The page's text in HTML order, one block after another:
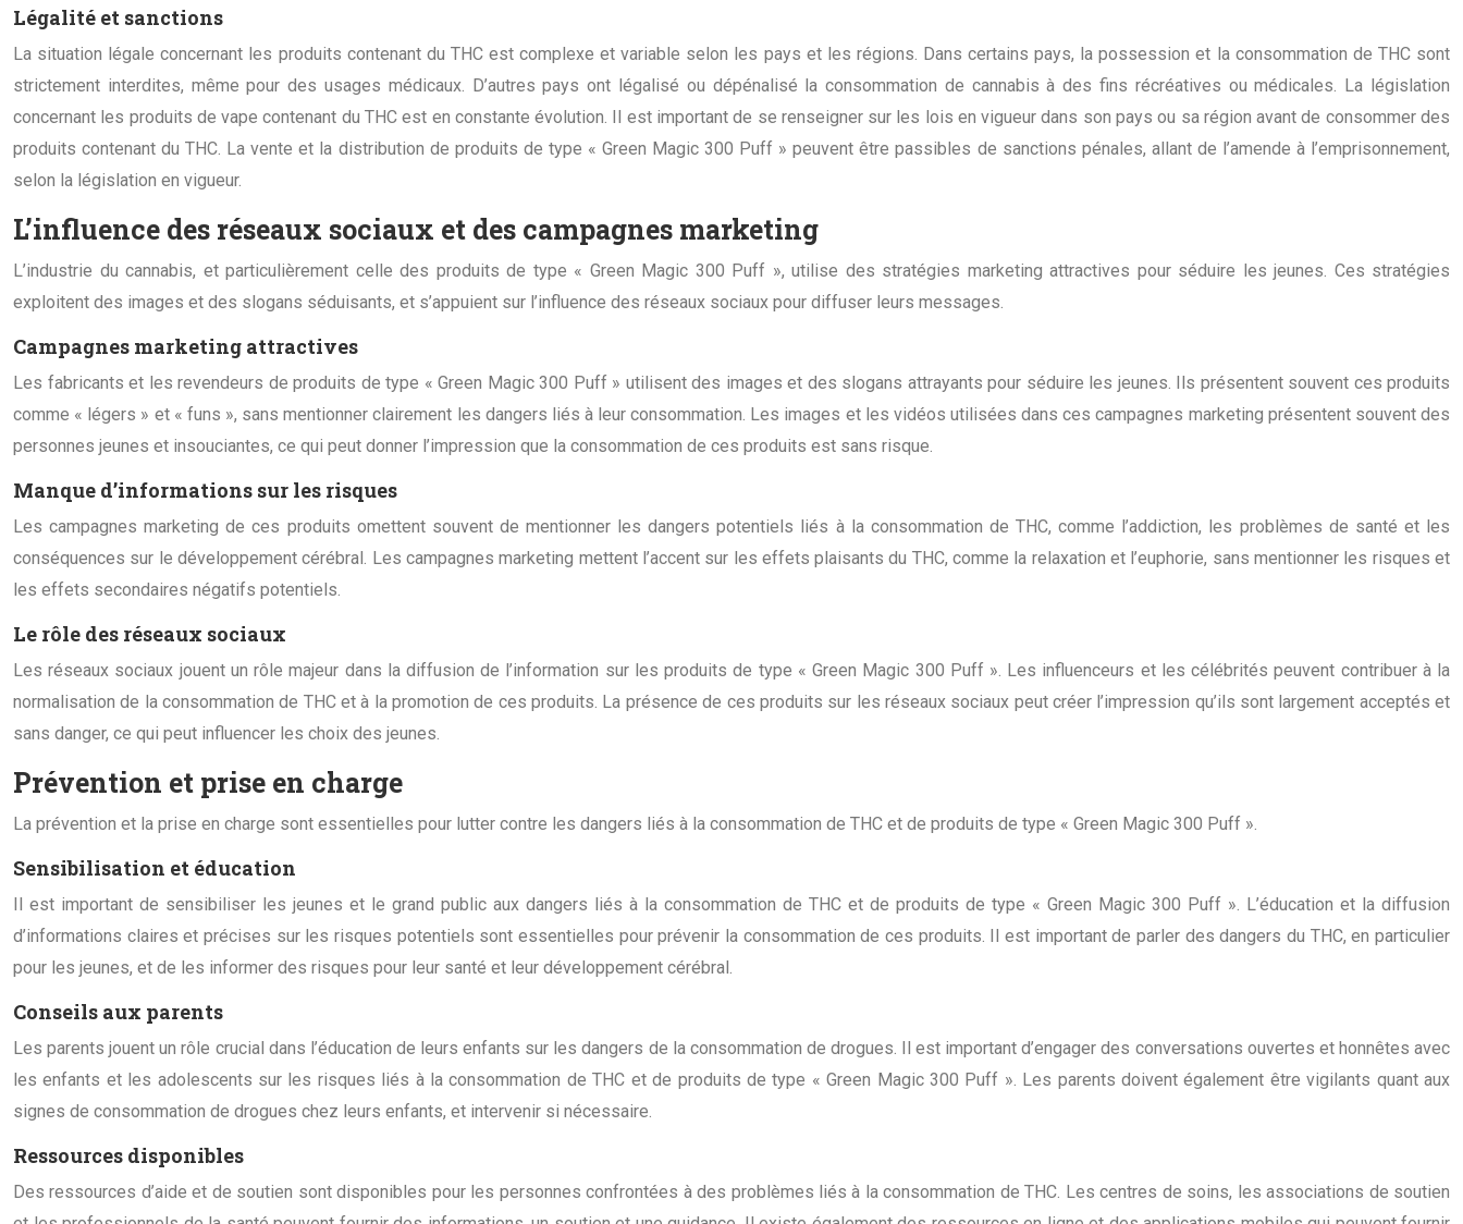
Légalité et sanctions
La situation légale concernant les produits contenant du THC est complexe et variable selon les pays et les régions. Dans certains pays, la possession et la consommation de THC sont
strictement interdites, même pour des usages médicaux. D’autres pays ont légalisé ou dépénalisé la consommation de cannabis à des fins récréatives ou médicales. La législation
concernant les produits de vape contenant du THC est en constante évolution. Il est important de se renseigner sur les lois en vigueur dans son pays ou sa région avant de consommer des
produits contenant du THC. La vente et la distribution de produits de type « Green Magic 300 Puff » peuvent être passibles de sanctions pénales, allant de l’amende à l’emprisonnement,
selon la législation en vigueur.
L’influence des réseaux sociaux et des campagnes marketing
L’industrie du cannabis, et particulièrement celle des produits de type « Green Magic 300 Puff », utilise des stratégies marketing attractives pour séduire les jeunes. Ces stratégies
exploitent des images et des slogans séduisants, et s’appuient sur l’influence des réseaux sociaux pour diffuser leurs messages.
Campagnes marketing attractives
Les fabricants et les revendeurs de produits de type « Green Magic 300 Puff » utilisent des images et des slogans attrayants pour séduire les jeunes. Ils présentent souvent ces produits
comme « légers » et « funs », sans mentionner clairement les dangers liés à leur consommation. Les images et les vidéos utilisées dans ces campagnes marketing présentent souvent des
personnes jeunes et insouciantes, ce qui peut donner l’impression que la consommation de ces produits est sans risque.
Manque d’informations sur les risques
Les campagnes marketing de ces produits omettent souvent de mentionner les dangers potentiels liés à la consommation de THC, comme l’addiction, les problèmes de santé et les
conséquences sur le développement cérébral. Les campagnes marketing mettent l’accent sur les effets plaisants du THC, comme la relaxation et l’euphorie, sans mentionner les risques et
les effets secondaires négatifs potentiels.
Le rôle des réseaux sociaux
Les réseaux sociaux jouent un rôle majeur dans la diffusion de l’information sur les produits de type « Green Magic 300 Puff ». Les influenceurs et les célébrités peuvent contribuer à la
normalisation de la consommation de THC et à la promotion de ces produits. La présence de ces produits sur les réseaux sociaux peut créer l’impression qu’ils sont largement acceptés et
sans danger, ce qui peut influencer les choix des jeunes.
Prévention et prise en charge
La prévention et la prise en charge sont essentielles pour lutter contre les dangers liés à la consommation de THC et de produits de type « Green Magic 300 Puff ».
Sensibilisation et éducation
Il est important de sensibiliser les jeunes et le grand public aux dangers liés à la consommation de THC et de produits de type « Green Magic 300 Puff ». L’éducation et la diffusion
d’informations claires et précises sur les risques potentiels sont essentielles pour prévenir la consommation de ces produits. Il est important de parler des dangers du THC, en particulier
pour les jeunes, et de les informer des risques pour leur santé et leur développement cérébral.
Conseils aux parents
Les parents jouent un rôle crucial dans l’éducation de leurs enfants sur les dangers de la consommation de drogues. Il est important d’engager des conversations ouvertes et honnêtes avec
les enfants et les adolescents sur les risques liés à la consommation de THC et de produits de type « Green Magic 300 Puff ». Les parents doivent également être vigilants quant aux
signes de consommation de drogues chez leurs enfants, et intervenir si nécessaire.
Ressources disponibles
Des ressources d’aide et de soutien sont disponibles pour les personnes confrontées à des problèmes liés à la consommation de THC. Les centres de soins, les associations de soutien